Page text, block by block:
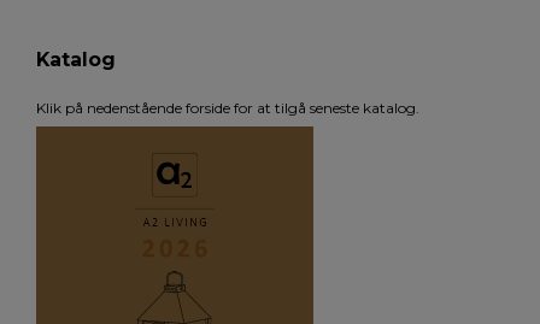
Katalog
Klik på nedenstående forside for at tilgå seneste katalog.